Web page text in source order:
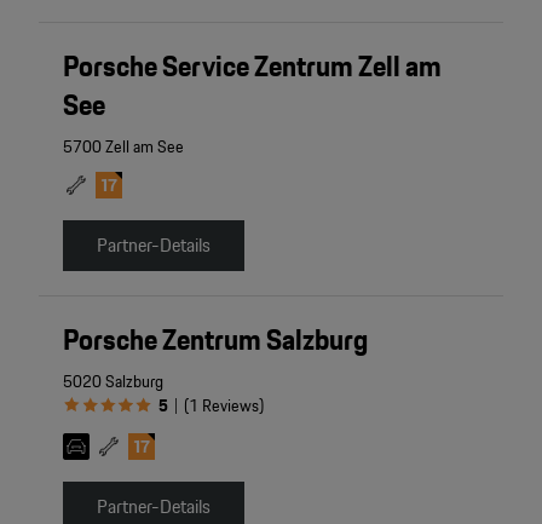
Porsche Service Zentrum Zell am
See
5700 Zell am See
Partner-Details
Porsche Zentrum Salzburg
5020 Salzburg
5 | (1 Reviews)
Partner-Details